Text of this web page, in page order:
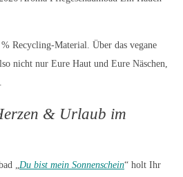
Recycling-Material. Über das vegane
nicht nur Eure Haut und Eure Näschen,
& Urlaub im
„ Du bist mein Sonnenschein“ holt Ihr